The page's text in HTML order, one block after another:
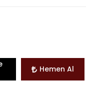
Hemen Al